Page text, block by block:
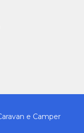
e Camper